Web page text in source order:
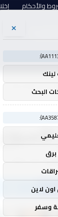
والأحكام
»
×
البحث
لاين
وسفر